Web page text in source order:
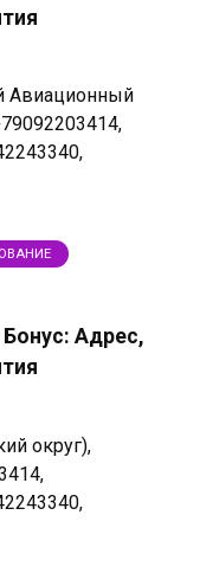
Авиационный
Адрес,
округ),